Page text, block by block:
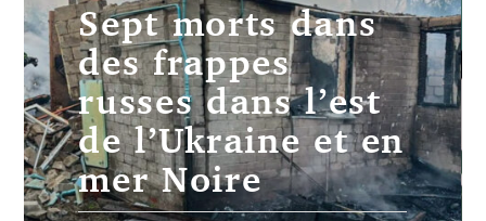
Swiss Re:
Bénéfice +9% au
1er semestre, en
passe d’atteindre
ses objectifs